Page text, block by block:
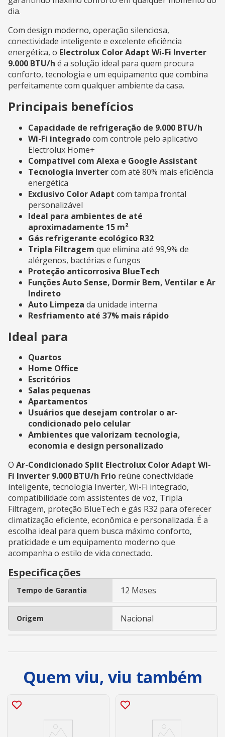
dia.
Com design moderno, operação silenciosa,
conectividade inteligente e excelente eficiência
energética, o Electrolux Color Adapt Wi-Fi Inverter
9.000 BTU/h é a solução ideal para quem procura
conforto, tecnologia e um equipamento que combina
perfeitamente com qualquer ambiente da casa.
Principais benefícios
Capacidade de refrigeração de 9.000 BTU/h
Wi-Fi integradocom controle pelo aplicativo
Electrolux Home+
Compatível com Alexa e Google Assistant
Tecnologia Invertercom até 80% mais eficiência
energética
Exclusivo Color Adapt com tampa frontal
personalizável
Ideal para ambientes de até
aproximadamente 15 m²
Gás refrigerante ecológico R32
Tripla Filtragem que elimina até 99,9% de
alérgenos, bactérias e fungos
Proteção anticorrosiva BlueTech
Funções Auto Sense, Dormir Bem, Ventilar e Ar
Indireto
Auto Limpeza da unidade interna
Resfriamento até 37% mais rápido
Ideal para
Quartos
Home Office
Escritórios
Salas pequenas
Apartamentos
Usuários que desejam controlar o ar-
condicionado pelo celular
Ambientes que valorizam tecnologia,
economia e design personalizado
O Ar-Condicionado Split Electrolux Color Adapt Wi-
Fi Inverter 9.000 BTU/h Frio reúne conectividade
inteligente, tecnologia Inverter, Wi-Fi integrado,
compatibilidade com assistentes de voz, Tripla
Filtragem, proteção BlueTech e gás R32 para oferecer
climatização eficiente, econômica e personalizada. É a
escolha ideal para quem busca máximo conforto,
praticidade e um equipamento moderno que
acompanha o estilo de vida conectado.
Especificações
Tempo de Garantia 12 Meses
Origem Nacional
Quem viu, viu também